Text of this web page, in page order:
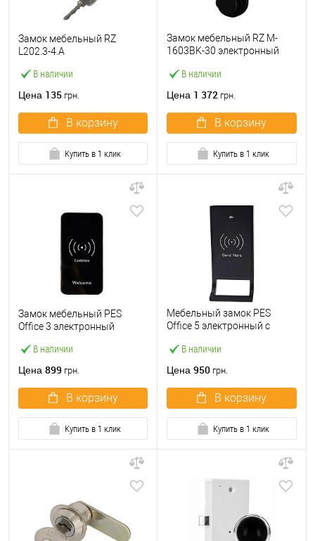
В наличии
Замок мебельный RZ
L202.3-4.А
Цена 135 грн.
В корзину
Купить в 1 клик
В наличии
Замок мебельный RZ M-
1603BK-30 электронный
Цена 1 372 грн.
В корзину
Купить в 1 клик
В наличии
Замок мебельный PES
Office 3 электронный
Цена 899 грн.
В корзину
Купить в 1 клик
В наличии
Мебельный замок PES
Office 5 электронный с
Цена 950 грн.
В корзину
Купить в 1 клик